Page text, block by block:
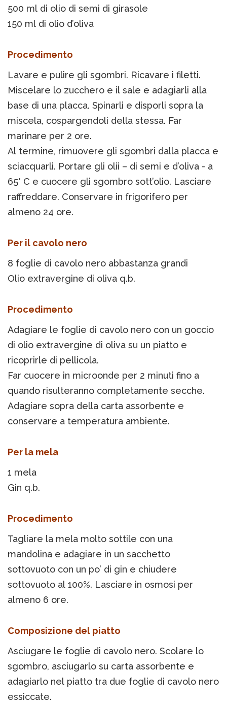
500 ml di olio di semi di girasole
150 ml di olio d’oliva
Procedimento
Lavare e pulire gli sgombri. Ricavare i filetti.
Miscelare lo zucchero e il sale e adagiarli alla
base di una placca. Spinarli e disporli sopra la
miscela, cospargendoli della stessa. Far
marinare per 2 ore.
Al termine, rimuovere gli sgombri dalla placca e
sciacquarli. Portare gli olii – di semi e d’oliva - a
65° C e cuocere gli sgombro sott’olio. Lasciare
raffreddare. Conservare in frigorifero per
almeno 24 ore.
Per il cavolo nero
8 foglie di cavolo nero abbastanza grandi
Olio extravergine di oliva q.b.
Procedimento
Adagiare le foglie di cavolo nero con un goccio
di olio extravergine di oliva su un piatto e
ricoprirle di pellicola.
Far cuocere in microonde per 2 minuti fino a
quando risulteranno completamente secche.
Adagiare sopra della carta assorbente e
conservare a temperatura ambiente.
Per la mela
1 mela
Gin q.b.
Procedimento
Tagliare la mela molto sottile con una
mandolina e adagiare in un sacchetto
sottovuoto con un po’ di gin e chiudere
sottovuoto al 100%. Lasciare in osmosi per
almeno 6 ore.
Composizione del piatto
Asciugare le foglie di cavolo nero. Scolare lo
sgombro, asciugarlo su carta assorbente e
adagiarlo nel piatto tra due foglie di cavolo nero
essiccate.